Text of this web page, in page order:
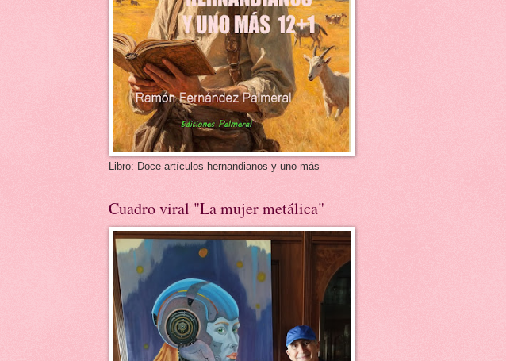
Libro: Doce artículos hernandianos y uno más
Cuadro viral "La mujer metálica"